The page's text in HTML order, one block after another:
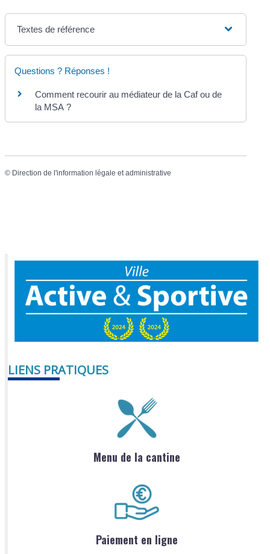
Textes de référence
Questions ? Réponses !
Comment recourir au médiateur de la Caf ou de
la MSA ?
© Direction de l'information légale et administrative
LIENS PRATIQUES
Menu de la cantine
Paiement en ligne